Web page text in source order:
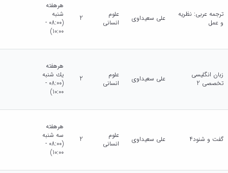
ترجمه عربی: نظریه
و عمل
علی سعیداوی
علوم
انسانی
2
هرهفته
شنبه
(08:00 -
10:00)
زبان انگلیسی
تخصصی 2
علی سعیداوی
علوم
انسانی
2
هرهفته
يك شنبه
(08:00 -
10:00)
گفت و شنود4 علی سعیداوی
علوم
انسانی
2
هرهفته
سه شنبه
(08:00 -
10:00)